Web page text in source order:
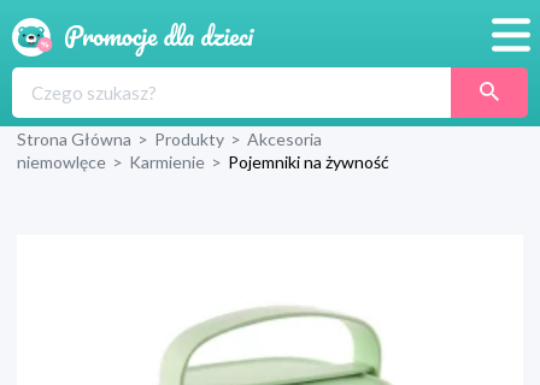
Produkty
Wyprawka
Strona Główna > Produkty > Akcesoria
niemowlęce > Karmienie > Pojemniki na żywność